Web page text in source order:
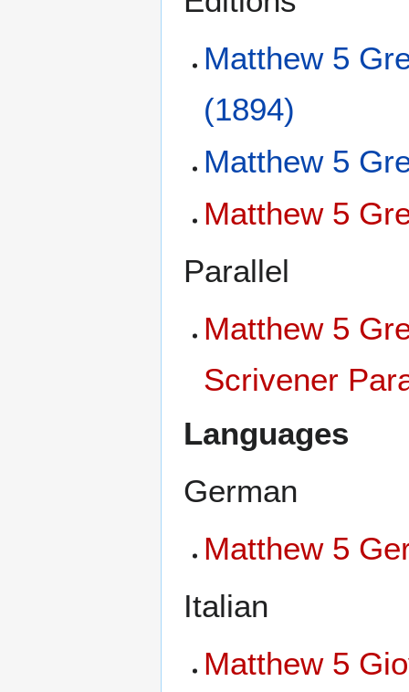
Matthew 5
(1894)
Matthew 5
Matthew 5
Parallel
Matthew 5
Scrivener
Languages
German
Matthew 5
Italian
Matthew 5